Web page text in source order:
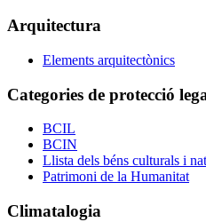
Arquitectura
Elements arquitectònics
Categories de protecció
BCIL
BCIN
Llista dels béns culturals i
Patrimoni de la Humanitat
Climatalogia